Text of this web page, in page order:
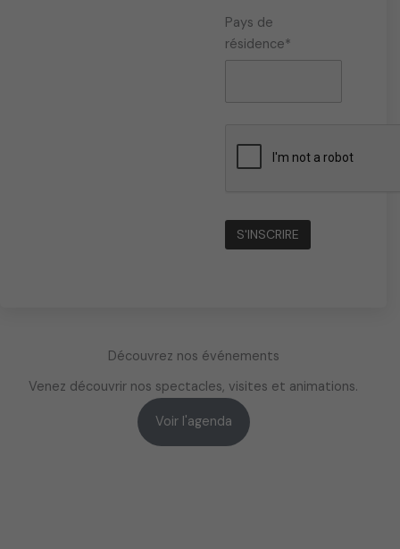
Pays de
résidence*
Découvrez nos événements
Venez découvrir nos spectacles, visites et animations.
Voir l'agenda